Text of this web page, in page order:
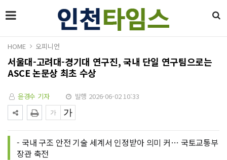
HOME 오피니언
서울대-고려대-경기대 연구진, 국내 단일 연구팀으로는
ASCE 논문상 최초 수상
윤경수 기자 발행 2026-06-02 10:33
- 국내 구조 안전 기술 세계서 인정받아 의미 커… 국토교통부
장관 축전